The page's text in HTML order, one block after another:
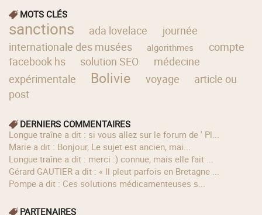
MOTS CLÉS
sanctions ada lovelace
journée
internationale des musées
algorithmes
compte
facebook hs
solution SEO
médecine
expérimentale
Bolivie voyage
article ou
post
DERNIERS COMMENTAIRES
longue traîne a dit : si vous allez sur le forum de ' Pl...
Marie a dit : Bonjour, Le sujet est ancien, mai...
longue traîne a dit : merci :) connue, mais elle fait ...
Gérard GAUTIER a dit : « Il pleut parfois en Bretagne ...
Pompe a dit : Ces solutions médicamenteuses s...
PARTENAIRES